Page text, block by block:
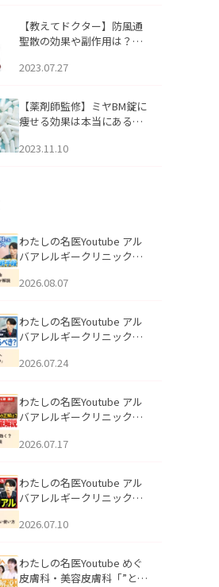
【教えてドクター】防風通
聖散の効果や副作用は？長
2023.07.27
【薬剤師監修】ミヤBM錠に
痩せる効果は本当にある
2023.11.10
わたしの名医Youtube アル
バアレルギークリニック札
らない理由｜繰り返す人が
説」を公開いたしました。
2026.08.07
わたしの名医Youtube アル
バアレルギークリニック札
える男性へ｜医師が教える
公開いたしました。
2026.07.24
わたしの名医Youtube アル
バアレルギークリニック札
跡にVビームは効く？向いて
説」を公開いたしました。
2026.07.17
わたしの名医Youtube アル
バアレルギークリニック札
医師が明かす副作用・リバ
公開いたしました。
2026.07.10
わたしの名医Youtube めぐ
皮膚科・美容皮膚科「”とお